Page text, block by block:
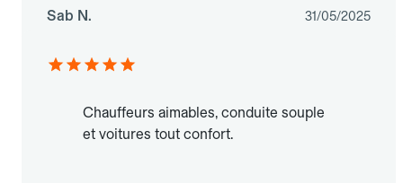
Sab N. 31/05/2025
Chauffeurs aimables, conduite souple
et voitures tout confort.